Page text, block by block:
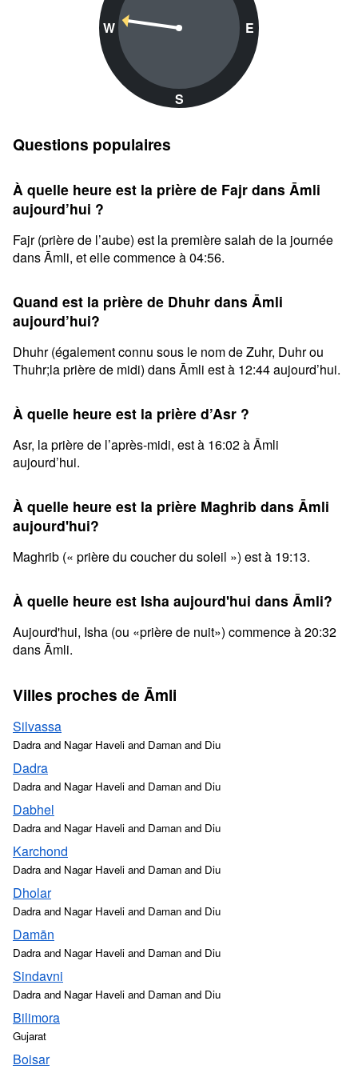
W
S
E
Questions populaires
À quelle heure est la prière de Fajr dans Āmli
aujourd’hui ?
Fajr (prière de l’aube) est la première salah de la journée
dans Āmli, et elle commence à 04:56.
Quand est la prière de Dhuhr dans Āmli
aujourd’hui?
Dhuhr (également connu sous le nom de Zuhr, Duhr ou
Thuhr;la prière de midi) dans Āmli est à 12:44 aujourd’hui.
À quelle heure est la prière d’Asr ?
Asr, la prière de l’après-midi, est à 16:02 à Āmli
aujourd’hui.
À quelle heure est la prière Maghrib dans Āmli
aujourd'hui?
Maghrib (« prière du coucher du soleil ») est à 19:13.
À quelle heure est Isha aujourd'hui dans Āmli?
Aujourd'hui, Isha (ou «prière de nuit») commence à 20:32
dans Āmli.
Villes proches de Āmli
Silvassa
Dadra and Nagar Haveli and Daman and Diu
Dadra
Dadra and Nagar Haveli and Daman and Diu
Dabhel
Dadra and Nagar Haveli and Daman and Diu
Karchond
Dadra and Nagar Haveli and Daman and Diu
Dholar
Dadra and Nagar Haveli and Daman and Diu
Damān
Dadra and Nagar Haveli and Daman and Diu
Sindavni
Dadra and Nagar Haveli and Daman and Diu
Bilimora
Gujarat
Boisar